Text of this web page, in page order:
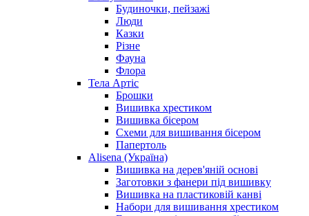
Будиночки, пейзажі
Люди
Казки
Різне
Фауна
Флора
Тела Артіс
Брошки
Вишивка хрестиком
Вишивка бісером
Схеми для вишивання бісером
Папертоль
Alisena (Україна)
Вишивка на дерев'яній основі
Заготовки з фанери під вишивку
Вишивка на пластиковій канві
Набори для вишивання хрестиком